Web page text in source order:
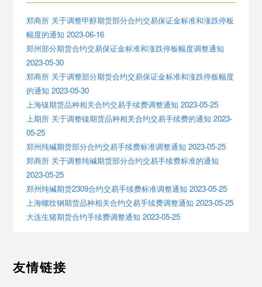
郑商所 关于调整甲醇期货部分合约交易保证金标准和涨跌停板
幅度的通知 2023-06-16
郑州部分期货合约交易保证金标准和涨跌停板幅度调整通知
2023-05-30
郑商所 关于调整部分期货合约交易保证金标准和涨跌停板幅度
的通知 2023-05-30
上海镍期货品种相关合约交易手续费调整通知 2023-05-25
上期所 关于调整镍期货品种相关合约交易手续费的通知 2023-
05-25
郑州纯碱期货部分合约交易手续费标准调整通知 2023-05-25
郑商所 关于调整纯碱期货部分合约交易手续费标准的通知
2023-05-25
郑州纯碱期货2309合约交易手续费标准调整通知 2023-05-25
上海螺纹钢期货品种相关合约交易手续费调整通知 2023-05-25
大连生猪期货合约手续费调整通知 2023-05-25
友情链接